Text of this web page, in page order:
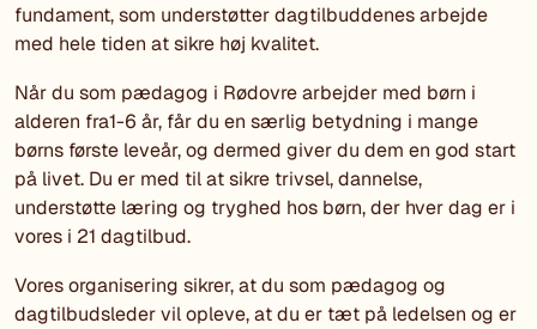
fundament, som understøtter dagtilbuddenes arbejde
med hele tiden at sikre høj kvalitet.
Når du som pædagog i Rødovre arbejder med børn i
alderen fra1-6 år, får du en særlig betydning i mange
børns første leveår, og dermed giver du dem en god start
på livet. Du er med til at sikre trivsel, dannelse,
understøtte læring og tryghed hos børn, der hver dag er i
vores i 21 dagtilbud.
Vores organisering sikrer, at du som pædagog og
dagtilbudsleder vil opleve, at du er tæt på ledelsen og er